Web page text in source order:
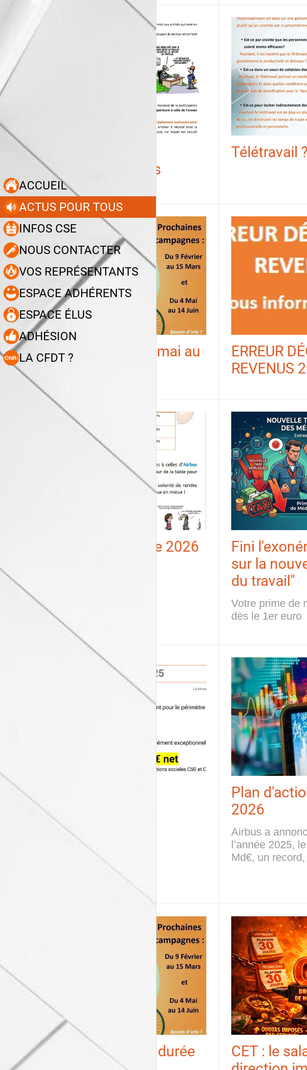
ACCUEIL
ACTUS POUR TOUS
INFOS CSE
NOUS CONTACTER
VOS REPRÉSENTANTS
ESPACE ADHÉRENTS
ESPACE ÉLUS
ADHÉSION
LA CFDT ?
Participation, la CFDT
demande des comptes
Télétravail
location de vélos du 4 mai au
14 juin
ERREUR
REVENUS
Tract politique salariale 2026
Fini
sur la
du travail"
Votre prime de
dès le 1er euro
Intéressement 2025
Le 4 mars 2026
Plan
2026
Airbus a
l’année 2025,
Md€, un
Location vélos longue durée
CET : le